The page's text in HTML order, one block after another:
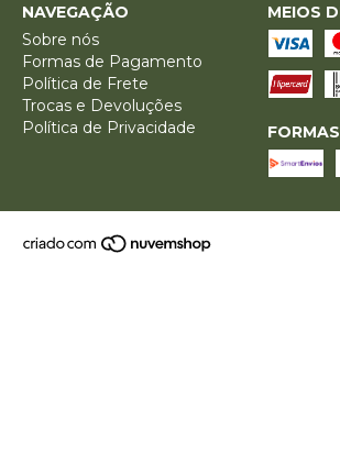
NAVEGAÇÃO
Sobre nós
Formas de Pagamento
Política de Frete
Trocas e Devoluções
Política de Privacidade
MEIOS